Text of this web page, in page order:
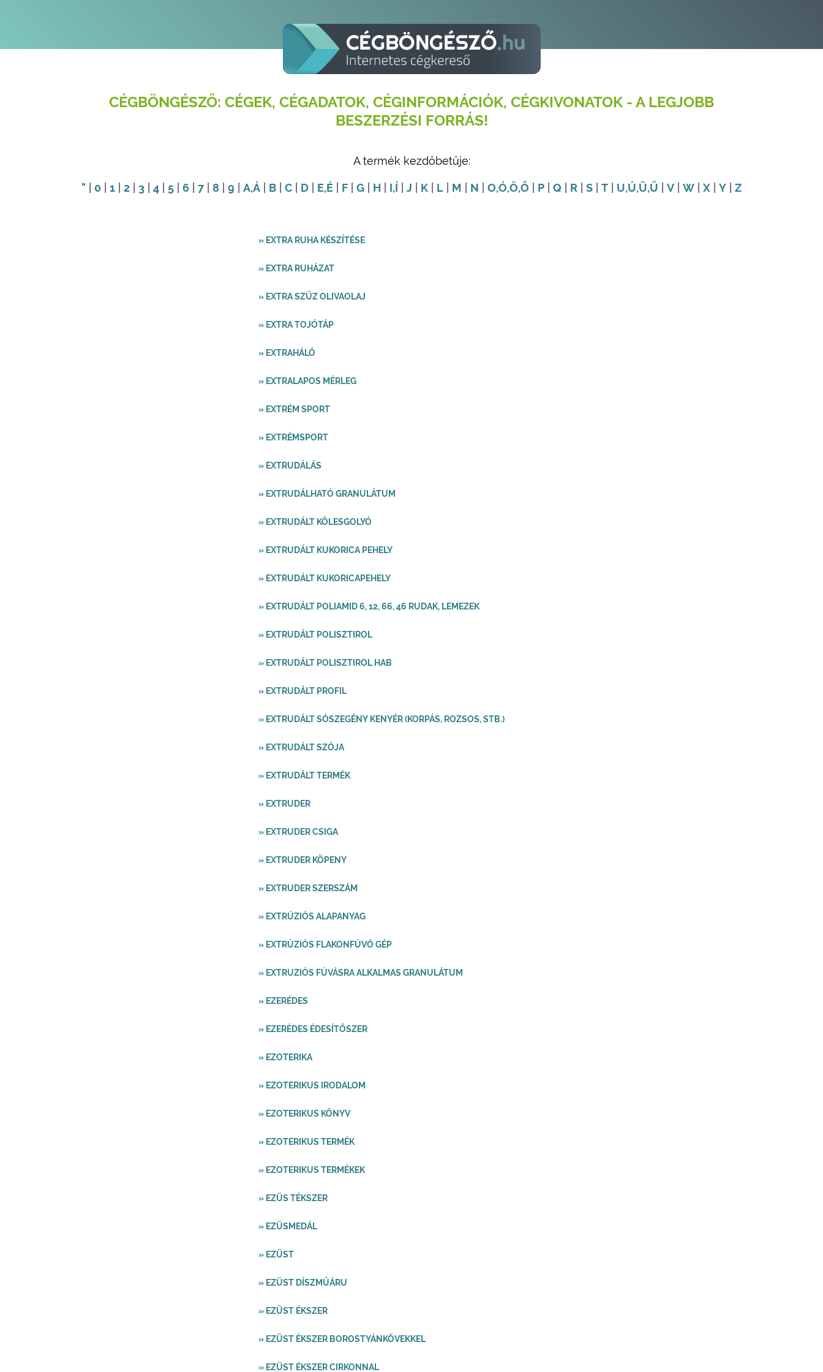
CÉGBÖNGÉSZŐ: CÉGEK, CÉGADATOK, CÉGINFORMÁCIÓK, CÉGKIVONATOK - A LEGJOBB
BESZERZÉSI FORRÁS!
A termék kezdőbetűje:
" 0 1 2 3 4 5 6 7 8 9 A,Á B C D E,É F G H I,Í J K L M N O,Ó,Ö,Ő P Q R S T U,Ú,Ü,Ű V W X Y Z
» EXTRA RUHA KÉSZÍTÉSE
» EXTRA RUHÁZAT
» EXTRA SZŰZ OLIVAOLAJ
» EXTRA TOJÓTÁP
» EXTRAHÁLÓ
» EXTRALAPOS MÉRLEG
» EXTRÉM SPORT
» EXTRÉMSPORT
» EXTRUDÁLÁS
» EXTRUDÁLHATÓ GRANULÁTUM
» EXTRUDÁLT KÖLESGOLYÓ
» EXTRUDÁLT KUKORICA PEHELY
» EXTRUDÁLT KUKORICAPEHELY
» EXTRUDÁLT POLIAMID 6, 12, 66, 46 RUDAK, LEMEZEK
» EXTRUDÁLT POLISZTIROL
» EXTRUDÁLT POLISZTIROL HAB
» EXTRUDÁLT PROFIL
» EXTRUDÁLT SÓSZEGÉNY KENYÉR (KORPÁS, ROZSOS, STB.)
» EXTRUDÁLT SZÓJA
» EXTRUDÁLT TERMÉK
» EXTRUDER
» EXTRUDER CSIGA
» EXTRUDER KÖPENY
» EXTRUDER SZERSZÁM
» EXTRÚZIÓS ALAPANYAG
» EXTRÚZIÓS FLAKONFÚVÓ GÉP
» EXTRUZIÓS FÚVÁSRA ALKALMAS GRANULÁTUM
» EZERÉDES
» EZERÉDES ÉDESÍTŐSZER
» EZOTERIKA
» EZOTERIKUS IRODALOM
» EZOTERIKUS KÖNYV
» EZOTERIKUS TERMÉK
» EZOTERIKUS TERMÉKEK
» EZÜS TÉKSZER
» EZÜSMEDÁL
» EZÜST
» EZÜST DÍSZMŰÁRU
» EZÜST ÉKSZER
» EZÜST ÉKSZER BOROSTYÁNKÖVEKKEL
» EZÜST ÉKSZER CIRKONNAL